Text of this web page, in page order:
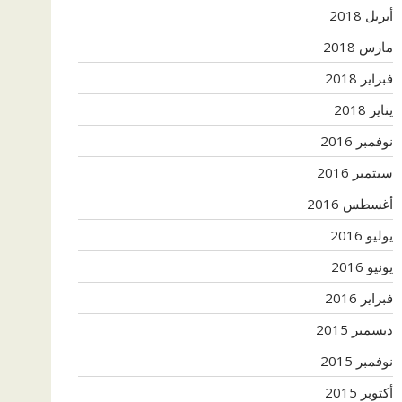
أبريل 2018
مارس 2018
فبراير 2018
يناير 2018
نوفمبر 2016
سبتمبر 2016
أغسطس 2016
يوليو 2016
يونيو 2016
فبراير 2016
ديسمبر 2015
نوفمبر 2015
أكتوبر 2015